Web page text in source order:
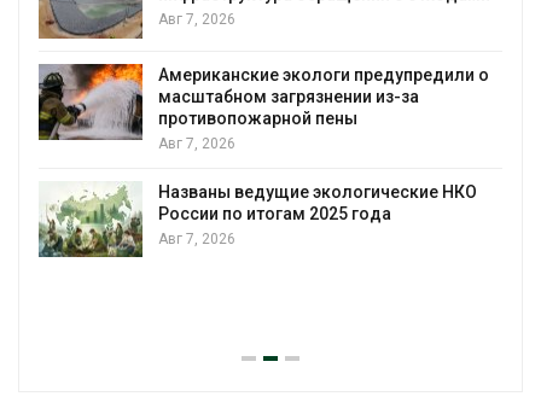
Минприроды потребовало ускорить
уборку контейнерных площадок
Авг 7, 2026
Панамский канал вновь ограничивает
воды
Авг 6, 2026